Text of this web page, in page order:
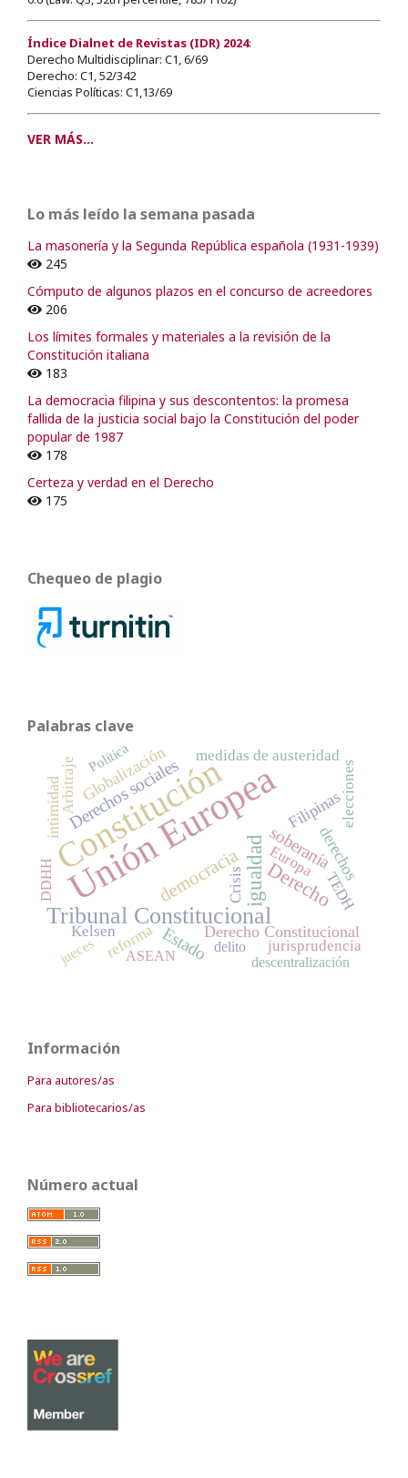
Índice Dialnet de Revistas (IDR) 2024:
Derecho Multidisciplinar: C1, 6/69
Derecho: C1, 52/342
Ciencias Políticas: C1,13/69
VER MÁS...
Lo más leído la semana pasada
La masonería y la Segunda República española (1931-1939)
245
Cómputo de algunos plazos en el concurso de acreedores
206
Los límites formales y materiales a la revisión de la
Constitución italiana
183
La democracia filipina y sus descontentos: la promesa
fallida de la justicia social bajo la Constitución del poder
popular de 1987
178
Certeza y verdad en el Derecho
175
Chequeo de plagio
Palabras clave
Unión Europea
Constitución
Tribunal Constitucional
igualdadDerecho
democracia
Derechos sociales
Estado
soberanía
intimidad Filipinas
derechos
Derecho Constitucional
Globalización
Crisis
medidas de austeridad
jurisprudencia
reforma
TEDH
elecciones
Europa
Arbitraje
Kelsen
Política
ASEAN
jueces delito
descentralización
DDHH
Información
Para autores/as
Para bibliotecarios/as
Número actual